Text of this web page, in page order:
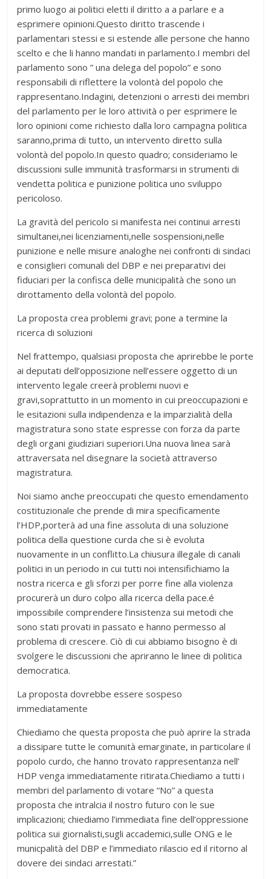
primo luogo ai politici eletti il diritto a a parlare e a
esprimere opinioni.Questo diritto trascende i
parlamentari stessi e si estende alle persone che hanno
scelto e che li hanno mandati in parlamento.I membri del
parlamento sono ” una delega del popolo” e sono
responsabili di riflettere la volontà del popolo che
rappresentano.Indagini, detenzioni o arresti dei membri
del parlamento per le loro attività o per esprimere le
loro opinioni come richiesto dalla loro campagna politica
saranno,prima di tutto, un intervento diretto sulla
volontà del popolo.In questo quadro; consideriamo le
discussioni sulle immunità trasformarsi in strumenti di
vendetta politica e punizione politica uno sviluppo
pericoloso.
La gravità del pericolo si manifesta nei continui arresti
simultanei,nei licenziamenti,nelle sospensioni,nelle
punizione e nelle misure analoghe nei confronti di sindaci
e consiglieri comunali del DBP e nei preparativi dei
fiduciari per la confisca delle municipalità che sono un
dirottamento della volontà del popolo.
La proposta crea problemi gravi; pone a termine la
ricerca di soluzioni
Nel frattempo, qualsiasi proposta che aprirebbe le porte
ai deputati dell’opposizione nell’essere oggetto di un
intervento legale creerà problemi nuovi e
gravi,soprattutto in un momento in cui preoccupazioni e
le esitazioni sulla indipendenza e la imparzialità della
magistratura sono state espresse con forza da parte
degli organi giudiziari superiori.Una nuova linea sarà
attraversata nel disegnare la società attraverso
magistratura.
Noi siamo anche preoccupati che questo emendamento
costituzionale che prende di mira specificamente
l’HDP,porterà ad una fine assoluta di una soluzione
politica della questione curda che si è evoluta
nuovamente in un conflitto.La chiusura illegale di canali
politici in un periodo in cui tutti noi intensifichiamo la
nostra ricerca e gli sforzi per porre fine alla violenza
procurerà un duro colpo alla ricerca della pace.é
impossibile comprendere l’insistenza sui metodi che
sono stati provati in passato e hanno permesso al
problema di crescere. Ciò di cui abbiamo bisogno è di
svolgere le discussioni che apriranno le linee di politica
democratica.
La proposta dovrebbe essere sospeso
immediatamente
Chiediamo che questa proposta che può aprire la strada
a dissipare tutte le comunità emarginate, in particolare il
popolo curdo, che hanno trovato rappresentanza nell’
HDP venga immediatamente ritirata.Chiediamo a tutti i
membri del parlamento di votare “No” a questa
proposta che intralcia il nostro futuro con le sue
implicazioni; chiediamo l’immediata fine dell’oppressione
politica sui giornalisti,sugli accademici,sulle ONG e le
municpalità del DBP e l’immediato rilascio ed il ritorno al
dovere dei sindaci arrestati.”